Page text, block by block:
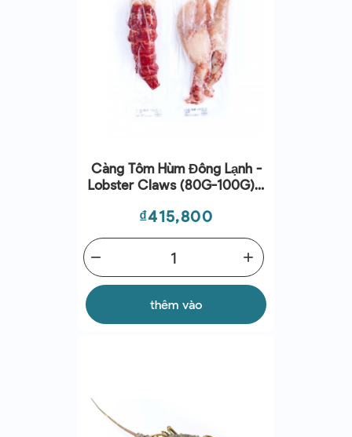
Càng Tôm Hùm Đông Lạnh -
Lobster Claws (80G-100G) -
Giá
₫415,800
add
remove
thêm vào